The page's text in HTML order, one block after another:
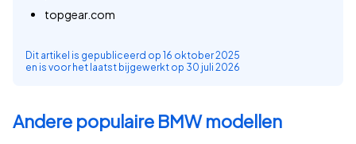
topgear.com
Dit artikel is gepubliceerd op 16 oktober 2025
en is voor het laatst bijgewerkt op 30 juli 2026
Andere populaire BMW modellen